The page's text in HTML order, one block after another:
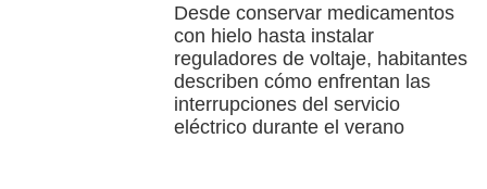
Desde conservar medicamentos
con hielo hasta instalar
reguladores de voltaje, habitantes
describen cómo enfrentan las
interrupciones del servicio
eléctrico durante el verano